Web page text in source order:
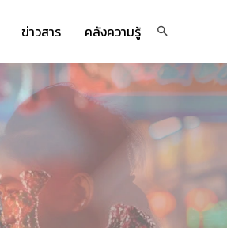
ข่าวสาร คลังความรู้